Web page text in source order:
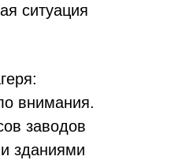
ситуация
внимания.
заводов
зданиями